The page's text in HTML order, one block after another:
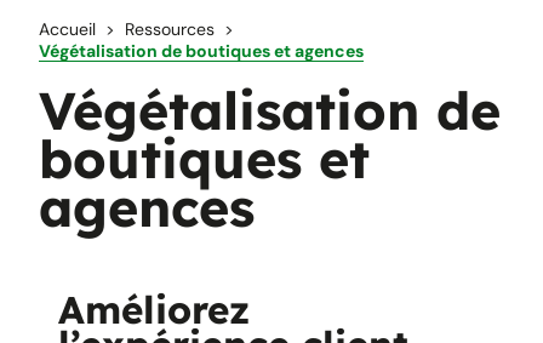
Accueil
Ressources
Végétalisation de boutiques et agences
Végétalisation de
boutiques et
agences
Améliorez